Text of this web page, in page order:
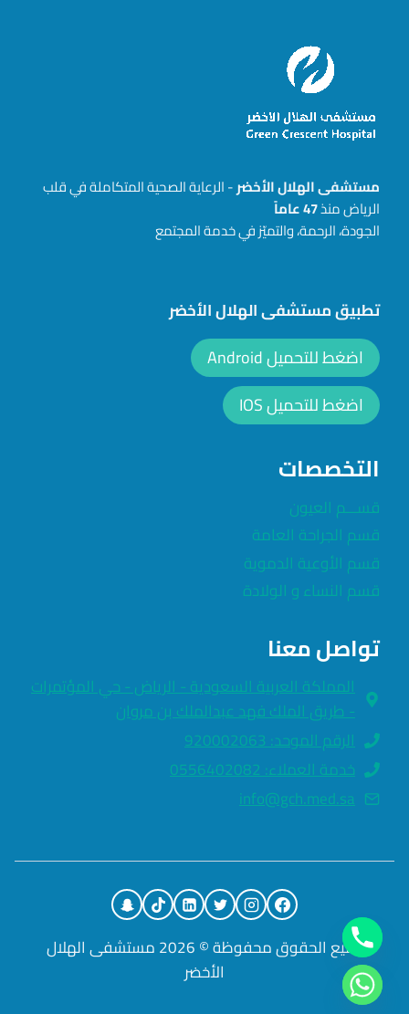
مستشفى الهلال الأخضر- الرعاية الصحية المتكاملة في قلب
الرياض منذ47عاماً
الجودة، الرحمة، والتميّز في خدمة المجتمع
تطبيق مستشفى الهلال الأخضر
اضغط للتحميل Android
اضغط للتحميل IOS
التخصصات
قســـم العيون
قسم الجراحة العامة
قسم الأوعية الدموية
قسم النساء و الولادة
تواصل معنا
المملكة العربية السعودية - الرياض - حي المؤتمرات
- طريق الملك فهد عبدالملك بن مروان
الرقم الموحد: 920002063
خدمة العملاء: 0556402082
info@gch.med.sa
جميع الحقوق محفوظة © 2026 مستشفى الهلال
الأخضر